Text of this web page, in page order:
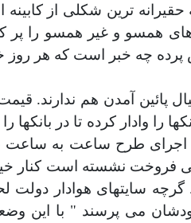
ترين شکلی از کابينه
همسو و غير همسو را پر
چه خبر است که هر
طرح ساعت به ساعت
فروخت نشسته است کنار
گرچه سايتهای هوادار
خودشان می پرسند " با